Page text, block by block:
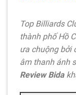
Top Billiards
thành phố Hồ
ưa chuộng bởi
âm thanh ánh
Review Bida